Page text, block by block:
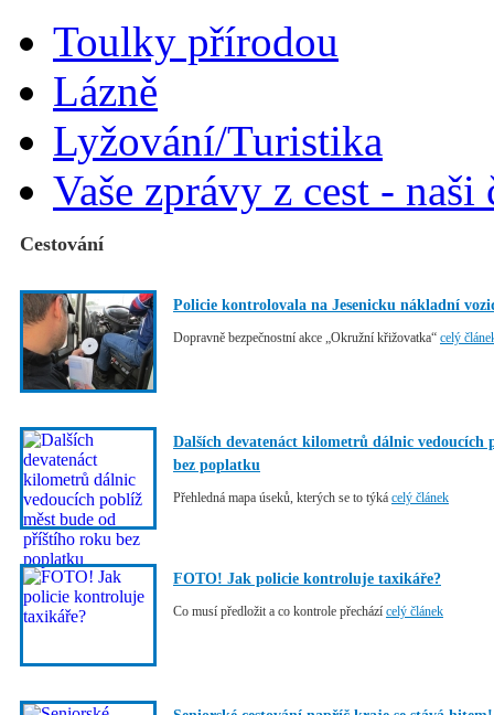
Toulky přírodou
Lázně
Lyžování/Turistika
Vaše zprávy z cest -
Cestování
Policie kontrolovala na Jesenicku nákladní
Dopravně bezpečnostní akce „Okružní křižovatka“ celý
Dalších devatenáct kilometrů dálnic
bez poplatku
Přehledná mapa úseků, kterých se to týká celý článek
FOTO! Jak policie kontroluje taxikáře?
Co musí předložit a co kontrole přechází celý článek